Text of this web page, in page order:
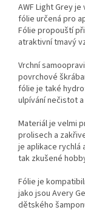
AWF Light Grey
fólie určená pro
Fólie propouští
atraktivní tmavý
Vrchní
povrchové
fólie je také
ulpívání nečistot
Materiál je velmi
prolisech a
je aplikace rychlá
tak zkušené
Fólie je
jako jsou Avery
dětského